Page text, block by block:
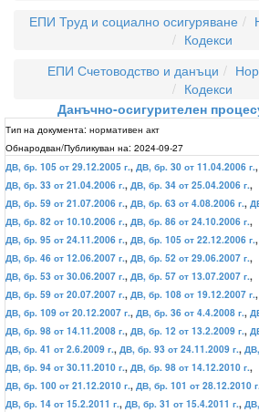
ЕПИ Труд и социално осигуряване
Кодекси
ЕПИ Счетоводство и данъци
Кодекси
Данъчно-осигурителен
Тип на документа: нормативен акт
Обнародван/Публикуван на: 2024-09-27
ДВ, бр. 105 от 29.12.2005 г., ДВ, бр. 30 от 11.04.2006 г.,
ДВ, бр. 33 от 21.04.2006 г., ДВ, бр. 34 от 25.04.2006 г.,
ДВ, бр. 59 от 21.07.2006 г., ДВ, бр. 63 от 4.08.2006 г.,
ДВ, бр. 82 от 10.10.2006 г., ДВ, бр. 86 от 24.10.2006 г.,
ДВ, бр. 95 от 24.11.2006 г., ДВ, бр. 105 от 22.12.2006 г.,
ДВ, бр. 46 от 12.06.2007 г., ДВ, бр. 52 от 29.06.2007 г.,
ДВ, бр. 53 от 30.06.2007 г., ДВ, бр. 57 от 13.07.2007 г.,
ДВ, бр. 59 от 20.07.2007 г., ДВ, бр. 108 от 19.12.2007 г.,
ДВ, бр. 109 от 20.12.2007 г., ДВ, бр. 36 от 4.4.2008 г.,
ДВ, бр. 98 от 14.11.2008 г., ДВ, бр. 12 от 13.2.2009 г.,
ДВ, бр. 41 от 2.6.2009 г., ДВ, бр. 93 от 24.11.2009 г.,
ДВ, бр. 94 от 30.11.2010 г., ДВ, бр. 98 от 14.12.2010 г.,
ДВ, бр. 100 от 21.12.2010 г., ДВ, бр. 101 от 28.12.2010
ДВ, бр. 14 от 15.2.2011 г., ДВ, бр. 31 от 15.4.2011 г.,